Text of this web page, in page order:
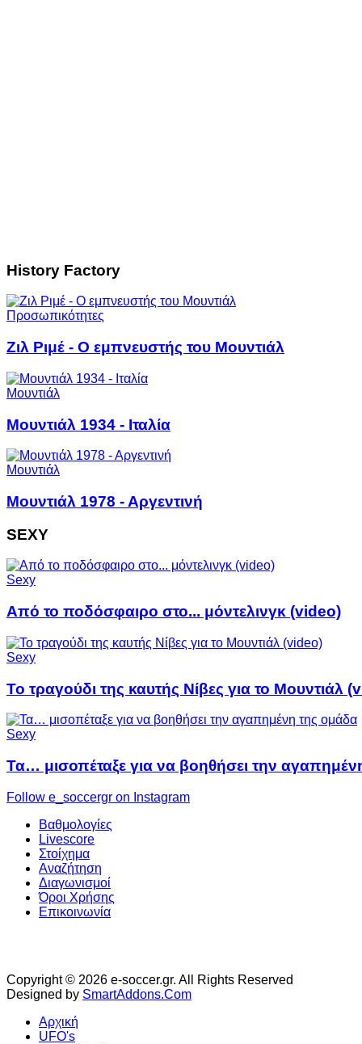
History Factory
Προσωπικότητες
Ζιλ Ριμέ - Ο εμπνευστής του Μουντιάλ
Μουντιάλ
Μουντιάλ 1934 - Ιταλία
Μουντιάλ
Μουντιάλ 1978 - Αργεντινή
SEXY
Sexy
Από το ποδόσφαιρο στο... μόντελινγκ (video)
Sexy
Το τραγούδι της καυτής Νίβες για το Μουντιάλ
Sexy
Τα… μισοπέταξε για να βοηθήσει την
Follow e_soccergr on Instagram
Βαθμολογίες
Livescore
Στοίχημα
Αναζήτηση
Διαγωνισμοί
Όροι Χρήσης
Επικοινωνία
Copyright © 2026 e-soccer.gr. All Rights Reserved
Designed by SmartAddons.Com
Αρχική
UFO's